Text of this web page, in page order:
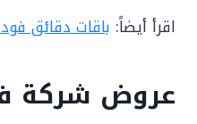
اقرأ أيضاً: باقات دقائق
عروض شركة